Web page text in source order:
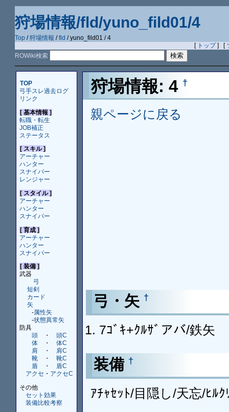
狩場情報/fld/yuno_fild01/4
Top /狩場情報 /fld / yuno_fild01 / 4
[ トップ] [
ROWiki検索
TOP
弓手スレ過去ログ
リンク
[ 基本情報 ]
転職・転生
JOB補正
ステータス
[ スキル ]
アーチャー
ハンター
スナイパー
レンジャー
[ スタイル ]
アーチャー
ハンター
スナイパー
[ 育成 ]
アーチャー
ハンター
スナイパー
[ 装備 ]
武器
弓
短剣
カード
矢
-属性矢
-状態異常矢
防具
頭
・
頭C
体
・
体C
肩
・
肩C
靴
・
靴C
盾
・
盾C
アクセ ・ アクセC
その他
セット効果
装備比較考察
狩場情報: 4 †
親ページに戻る
弓・矢 †
7ｺﾞｷ+ｸﾙｻﾞアバ/鉄矢
装備 †
ｱﾁｬｾｯﾄ/目隠し/天忘/ﾋﾙｸ